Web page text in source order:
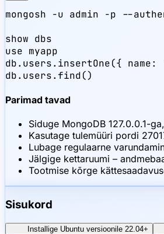
mongosh -u admin -p --
show dbs
use myapp
db.users.insertOne({
db.users.find()
Parimad tavad
Siduge MongoDB 127.0.0.1-
Kasutage tulemüüri pordi
Lubage regulaarne
Jälgige kettaruumi –
Tootmise kõrge
Sisukord
Installige Ubuntu versioonile 22.04+